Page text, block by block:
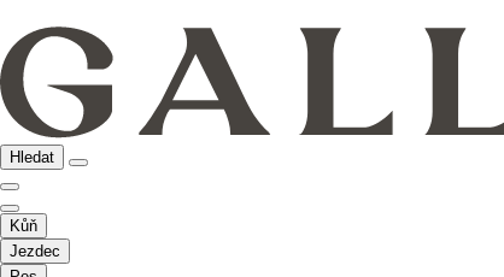
Hledat
Kůň
Jezdec